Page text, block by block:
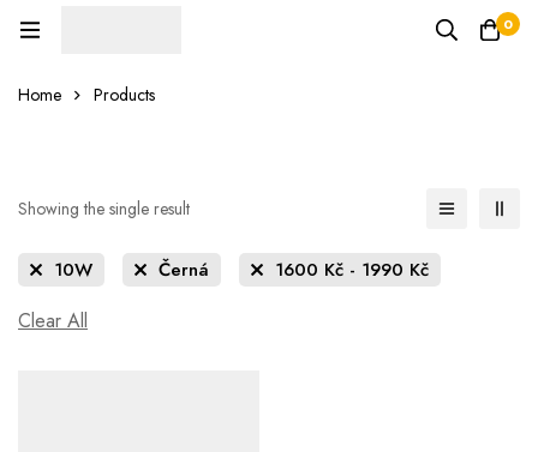
0
Home Products
Showing the single result
10W Černá 1600 Kč - 1990 Kč
Clear All